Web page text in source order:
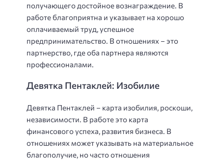
получающего достойное вознаграждение. В
работе благоприятна и указывает на хорошо
оплачиваемый труд, успешное
предпринимательство. В отношениях – это
партнерство, где оба партнера являются
профессионалами.
Девятка Пентаклей: Изобилие
Девятка Пентаклей – карта изобилия, роскоши,
независимости. В работе это карта
финансового успеха, развития бизнеса. В
отношениях может указывать на материальное
благополучие, но часто отношения